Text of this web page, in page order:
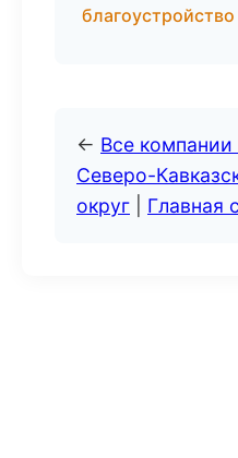
← Все компании
Северо-
округ
Главная